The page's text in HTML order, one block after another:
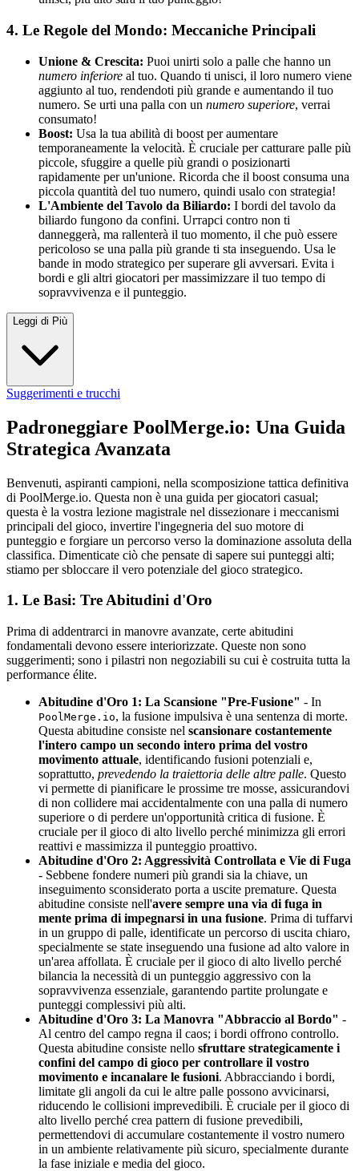
4. Le Regole del Mondo: Meccaniche Principali
Unione & Crescita: Puoi unirti solo a palle che hanno un
numero inferiore al tuo. Quando ti unisci, il loro numero viene
aggiunto al tuo, rendendoti più grande e aumentando il tuo
numero. Se urti una palla con un numero superiore, verrai
consumato!
Boost: Usa la tua abilità di boost per aumentare
temporaneamente la velocità. È cruciale per catturare palle più
piccole, sfuggire a quelle più grandi o posizionarti
rapidamente per un'unione. Ricorda che il boost consuma una
piccola quantità del tuo numero, quindi usalo con strategia!
L'Ambiente del Tavolo da Biliardo: I bordi del tavolo da
biliardo fungono da confini. Urтарci contro non ti
danneggerà, ma rallenterà il tuo momento, il che può essere
pericoloso se una palla più grande ti sta inseguendo. Usa le
bande in modo strategico per superare gli avversari. Evita i
bordi e gli altri giocatori per massimizzare il tuo tempo di
sopravvivenza e il punteggio.
Leggi di Più
Suggerimenti e trucchi
Padroneggiare PoolMerge.io: Una Guida
Strategica Avanzata
Benvenuti, aspiranti campioni, nella scomposizione tattica definitiva
di PoolMerge.io. Questa non è una guida per giocatori casual;
questa è la vostra lezione magistrale nel dissezionare i meccanismi
principali del gioco, invertire l'ingegneria del suo motore di
punteggio e forgiare un percorso verso la dominazione assoluta della
classifica. Dimenticate ciò che pensate di sapere sui punteggi alti;
stiamo per sbloccare il vero potenziale del gioco strategico.
1. Le Basi: Tre Abitudini d'Oro
Prima di addentrarci in manovre avanzate, certe abitudini
fondamentali devono essere interiorizzate. Queste non sono
suggerimenti; sono i pilastri non negoziabili su cui è costruita tutta la
performance élite.
Abitudine d'Oro 1: La Scansione "Pre-Fusione" - In
PoolMerge.io, la fusione impulsiva è una sentenza di morte.
Questa abitudine consiste nel scansionare costantemente
l'intero campo un secondo intero prima del vostro
movimento attuale, identificando fusioni potenziali e,
soprattutto, prevedendo la traiettoria delle altre palle. Questo
vi permette di pianificare le prossime tre mosse, assicurandovi
di non collidere mai accidentalmente con una palla di numero
superiore o di perdere un'opportunità critica di fusione. È
cruciale per il gioco di alto livello perché minimizza gli errori
reattivi e massimizza il punteggio proattivo.
Abitudine d'Oro 2: Aggressività Controllata e Vie di Fuga
- Sebbene fondere numeri più grandi sia la chiave, un
inseguimento sconsiderato porta a uscite premature. Questa
abitudine consiste nell'avere sempre una via di fuga in
mente prima di impegnarsi in una fusione. Prima di tuffarvi
in un gruppo di palle, identificate un percorso di uscita chiaro,
specialmente se state inseguendo una fusione ad alto valore in
un'area affollata. È cruciale per il gioco di alto livello perché
bilancia la necessità di un punteggio aggressivo con la
sopravvivenza essenziale, garantendo partite prolungate e
punteggi complessivi più alti.
Abitudine d'Oro 3: La Manovra "Abbraccio al Bordo" -
Al centro del campo regna il caos; i bordi offrono controllo.
Questa abitudine consiste nello sfruttare strategicamente i
confini del campo di gioco per controllare il vostro
movimento e incanalare le fusioni. Abbracciando i bordi,
limitate gli angoli da cui le altre palle possono avvicinarsi,
riducendo le collisioni imprevedibili. È cruciale per il gioco di
alto livello perché crea pattern di fusione prevedibili,
permettendovi di accumulare costantemente il vostro numero
in un ambiente relativamente più sicuro, specialmente durante
la fase iniziale e media del gioco.